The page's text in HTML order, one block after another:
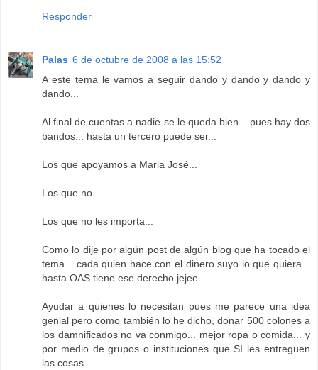
Responder
Palas 6 de octubre de 2008 a las 15:52
A este tema le vamos a seguir dando y dando y dando y
dando...
Al final de cuentas a nadie se le queda bien... pues hay dos
bandos... hasta un tercero puede ser...
Los que apoyamos a Maria José...
Los que no...
Los que no les importa...
Como lo dije por algún post de algún blog que ha tocado el
tema... cada quien hace con el dinero suyo lo que quiera...
hasta OAS tiene ese derecho jejee...
Ayudar a quienes lo necesitan pues me parece una idea
genial pero como también lo he dicho, donar 500 colones a
los damnificados no va conmigo... mejor ropa o comida... y
por medio de grupos o instituciones que SI les entreguen
las cosas...